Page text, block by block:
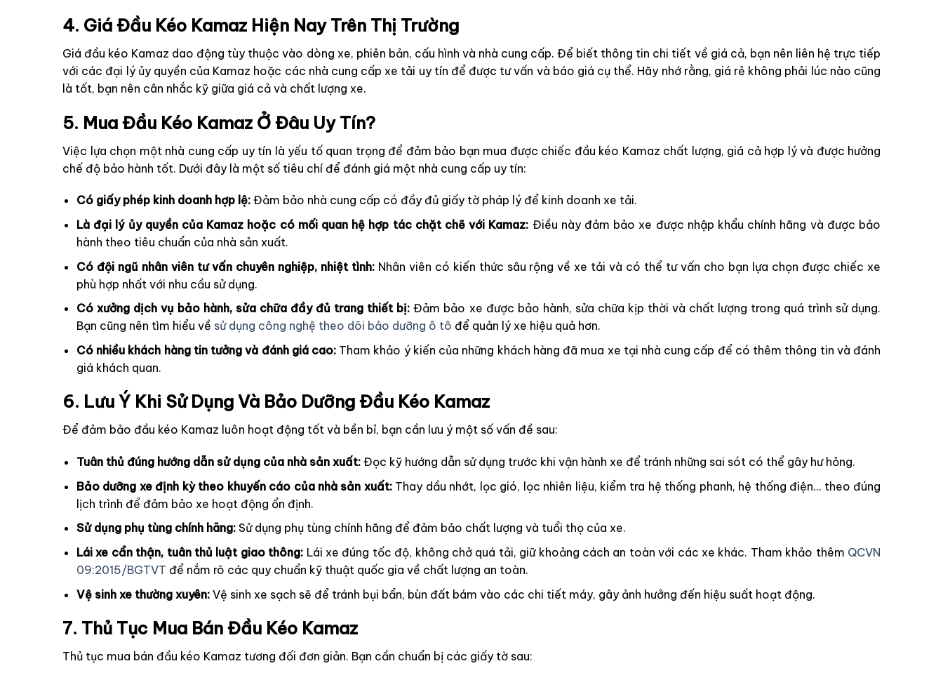
4. Giá Đầu Kéo Kamaz Hiện Nay Trên Thị Trường
Giá đầu kéo Kamaz dao động tùy thuộc vào dòng xe, phiên bản, cấu hình và nhà cung cấp. Để biết thông tin chi tiết về giá cả, bạn nên liên hệ trực tiếp
với các đại lý ủy quyền của Kamaz hoặc các nhà cung cấp xe tải uy tín để được tư vấn và báo giá cụ thể. Hãy nhớ rằng, giá rẻ không phải lúc nào cũng
là tốt, bạn nên cân nhắc kỹ giữa giá cả và chất lượng xe.
5. Mua Đầu Kéo Kamaz Ở Đâu Uy Tín?
Việc lựa chọn một nhà cung cấp uy tín là yếu tố quan trọng để đảm bảo bạn mua được chiếc đầu kéo Kamaz chất lượng, giá cả hợp lý và được hưởng
chế độ bảo hành tốt. Dưới đây là một số tiêu chí để đánh giá một nhà cung cấp uy tín:
Có giấy phép kinh doanh hợp lệ: Đảm bảo nhà cung cấp có đầy đủ giấy tờ pháp lý để kinh doanh xe tải.
Là đại lý ủy quyền của Kamaz hoặc có mối quan hệ hợp tác chặt chẽ với Kamaz: Điều này đảm bảo xe được nhập khẩu chính hãng và được bảo
hành theo tiêu chuẩn của nhà sản xuất.
Có đội ngũ nhân viên tư vấn chuyên nghiệp, nhiệt tình:Nhân viên có kiến thức sâu rộng về xe tải và có thể tư vấn cho bạn lựa chọn được chiếc xe
phù hợp nhất với nhu cầu sử dụng.
Có xưởng dịch vụ bảo hành, sửa chữa đầy đủ trang thiết bị: Đảm bảo xe được bảo hành, sửa chữa kịp thời và chất lượng trong quá trình sử dụng.
Bạn cũng nên tìm hiểu về sử dụng công nghệ theo dõi bảo dưỡng ô tô để quản lý xe hiệu quả hơn.
Có nhiều khách hàng tin tưởng và đánh giá cao: Tham khảo ý kiến của những khách hàng đã mua xe tại nhà cung cấp để có thêm thông tin và đánh
giá khách quan.
6. Lưu Ý Khi Sử Dụng Và Bảo Dưỡng Đầu Kéo Kamaz
Để đảm bảo đầu kéo Kamaz luôn hoạt động tốt và bền bỉ, bạn cần lưu ý một số vấn đề sau:
Tuân thủ đúng hướng dẫn sử dụng của nhà sản xuất: Đọc kỹ hướng dẫn sử dụng trước khi vận hành xe để tránh những sai sót có thể gây hư hỏng.
Bảo dưỡng xe định kỳ theo khuyến cáo của nhà sản xuất:Thay dầu nhớt, lọc gió, lọc nhiên liệu, kiểm tra hệ thống phanh, hệ thống điện… theo đúng
lịch trình để đảm bảo xe hoạt động ổn định.
Sử dụng phụ tùng chính hãng: Sử dụng phụ tùng chính hãng để đảm bảo chất lượng và tuổi thọ của xe.
Lái xe cẩn thận, tuân thủ luật giao thông: Lái xe đúng tốc độ, không chở quá tải, giữ khoảng cách an toàn với các xe khác. Tham khảo thêm QCVN
09:2015/BGTVT để nắm rõ các quy chuẩn kỹ thuật quốc gia về chất lượng an toàn.
Vệ sinh xe thường xuyên: Vệ sinh xe sạch sẽ để tránh bụi bẩn, bùn đất bám vào các chi tiết máy, gây ảnh hưởng đến hiệu suất hoạt động.
7. Thủ Tục Mua Bán Đầu Kéo Kamaz
Thủ tục mua bán đầu kéo Kamaz tương đối đơn giản. Bạn cần chuẩn bị các giấy tờ sau: